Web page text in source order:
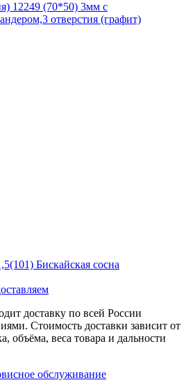
12249 (70*50) 3мм с
отверстия (графит)
Бискайская сосна
доставку по всей России
Стоимость доставки зависит от
объёма, веса товара и дальности
обслуживание